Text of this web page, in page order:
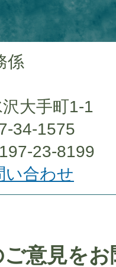
係
大手町1-1
34-1575
23-8199
い合わせ
意見を